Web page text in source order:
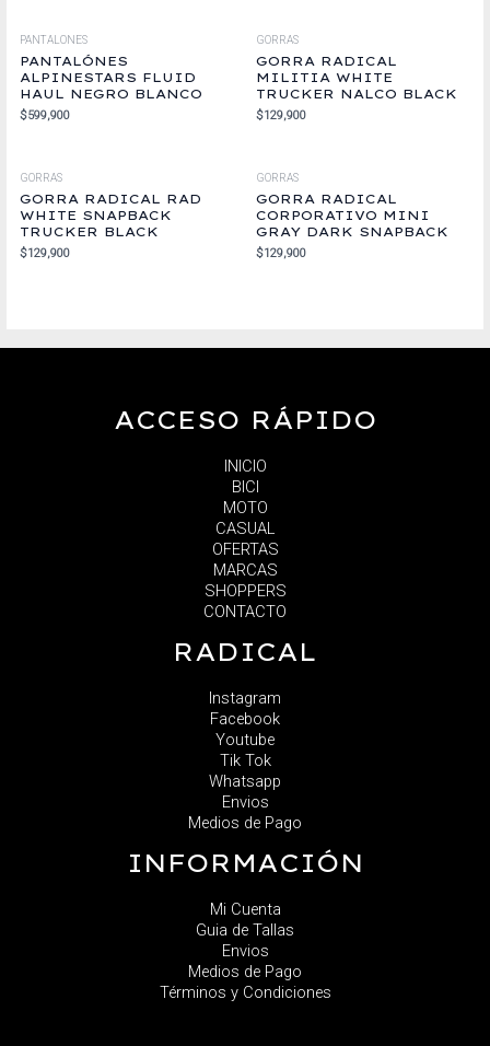
PANTALONES
PANTALÓNES
ALPINESTARS FLUID
HAUL NEGRO BLANCO
$599,900
GORRAS
GORRA RADICAL
MILITIA WHITE
TRUCKER NALCO BLACK
$129,900
GORRAS
GORRA RADICAL RAD
WHITE SNAPBACK
TRUCKER BLACK
$129,900
GORRAS
GORRA RADICAL
CORPORATIVO MINI
GRAY DARK SNAPBACK
$129,900
ACCESO RÁPIDO
INICIO
BICI
MOTO
CASUAL
OFERTAS
MARCAS
SHOPPERS
CONTACTO
RADICAL
Instagram
Facebook
Youtube
Tik Tok
Whatsapp
Envios
Medios de Pago
INFORMACIÓN
Mi Cuenta
Guia de Tallas
Envios
Medios de Pago
Términos y Condiciones